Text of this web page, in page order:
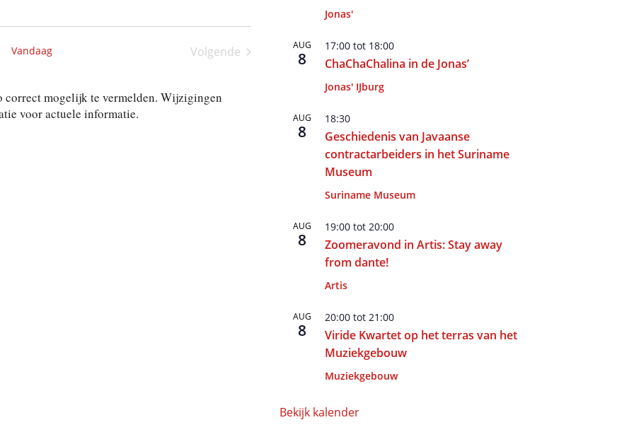
Vandaag
Volgende
correct mogelijk te vermelden. Wijzigingen
voor actuele informatie.
Jonas'
AUG
8
17:00tot 18:00
ChaChaChalina in de Jonas’
Jonas' IJburg
AUG
8
18:30
Geschiedenis van Javaanse
contractarbeiders in het Suriname
Museum
Suriname Museum
AUG
8
19:00tot 20:00
Zoomeravond in Artis: Stay away
from dante!
Artis
AUG
8
20:00tot 21:00
Viride Kwartet op het terras van het
Muziekgebouw
Muziekgebouw
Bekijk kalender